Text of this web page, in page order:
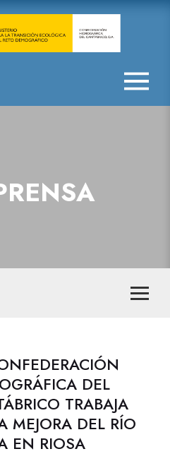
prensa
DEL
TRABAJA
MEJORA DEL RÍO
EN RIOSA